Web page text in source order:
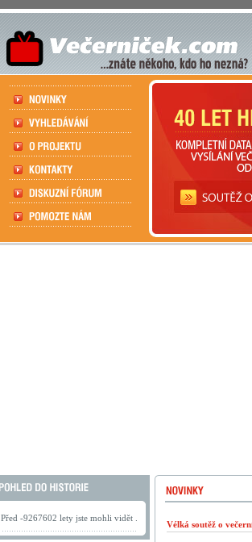
Před -9267602 lety jste mohli vidět .
Vélká soutěž o